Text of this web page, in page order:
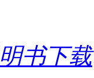
书下载